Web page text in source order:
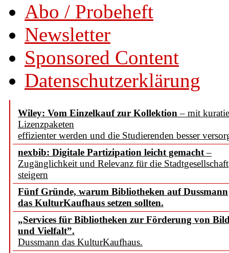
Abo / Probeheft
Newsletter
Sponsored Content
Datenschutzerklärung
Wiley: Vom Einzelkauf zur Kollektion – mit
Lizenzpaketen
effizienter werden und die Studierenden besser
nexbib: Digitale Partizipation leicht gemacht–
Zugänglichkeit und Relevanz für die Stadtgesellschaft
steigern
Fünf Gründe, warum Bibliotheken auf Dussmann
das KulturKaufhaus setzen sollten.
„Services für Bibliotheken zur Förderung von
und Vielfalt”.
Dussmann das KulturKaufhaus.